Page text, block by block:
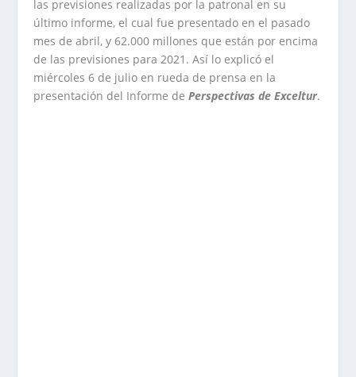
las previsiones realizadas por la patronal en su
último informe, el cual fue presentado en el pasado
mes de abril, y 62.000 millones que están por encima
de las previsiones para 2021. Así lo explicó el
miércoles 6 de julio en rueda de prensa en la
presentación del Informe dePerspectivas de Exceltur.